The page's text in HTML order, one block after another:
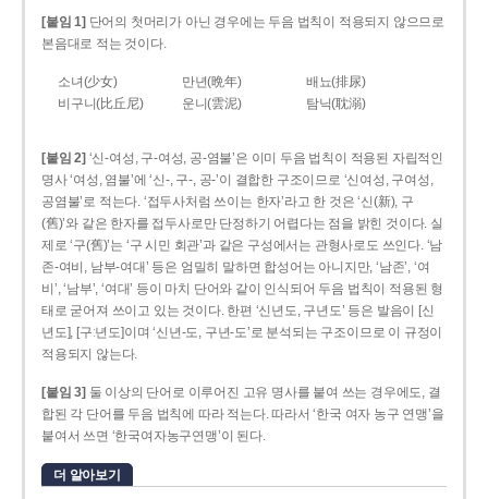
[붙임 1] 단어의 첫머리가 아닌 경우에는 두음 법칙이 적용되지 않으므로
본음대로 적는 것이다.
소녀(少女) 만년(晩年)
배뇨(排尿)
비구니(比丘尼)
운니(雲泥) 탐닉(耽溺)
[붙임 2] ‘신-여성, 구-여성, 공-염불’은 이미 두음 법칙이 적용된 자립적인
명사 ‘여성, 염불’에 ‘신-, 구-, 공-’이 결합한 구조이므로 ‘신여성, 구여성,
공염불’로 적는다. ‘접두사처럼 쓰이는 한자’라고 한 것은 ‘신(新), 구
(舊)’와 같은 한자를 접두사로만 단정하기 어렵다는 점을 밝힌 것이다. 실
제로 ‘구(舊)’는 ‘구 시민 회관’과 같은 구성에서는 관형사로도 쓰인다. ‘남
존­-여비, 남부-­여대’ 등은 엄밀히 말하면 합성어는 아니지만, ‘남존’, ‘여
비’, ‘남부’, ‘여대’ 등이 마치 단어와 같이 인식되어 두음 법칙이 적용된 형
태로 굳어져 쓰이고 있는 것이다. 한편 ‘신년도, 구년도’ 등은 발음이 [신
년도], [구ː년도]이며 ‘신년­-도, 구년-­도’로 분석되는 구조이므로 이 규정이
적용되지 않는다.
[붙임 3] 둘 이상의 단어로 이루어진 고유 명사를 붙여 쓰는 경우에도, 결
합된 각 단어를 두음 법칙에 따라 적는다. 따라서 ‘한국 여자 농구 연맹’을
붙여서 쓰면 ‘한국여자농구연맹’이 된다.
더 알아보기